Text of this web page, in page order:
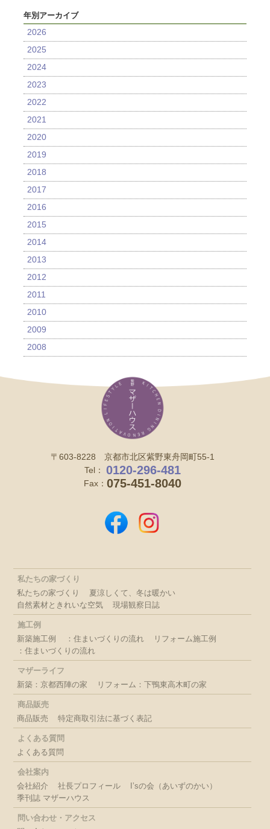
年別アーカイブ
2026
2025
2024
2023
2022
2021
2020
2019
2018
2017
2016
2015
2014
2013
2012
2011
2010
2009
2008
〒603-8228 京都市北区紫野東舟岡町55-1
Tel：
0120-296-481
Fax： 075-451-8040
私たちの家づくり
私たちの家づくり
夏涼しくて、冬は暖かい
自然素材ときれいな空気
現場観察日誌
施工例
新築施工例
：住まいづくりの流れ
リフォーム施工例
：住まいづくりの流れ
マザーライフ
新築：京都西陣の家
リフォーム：下鴨東高木町の家
商品販売
商品販売
特定商取引法に基づく表記
よくある質問
よくある質問
会社案内
会社紹介
社長プロフィール
I’sの会（あいずのかい）
季刊誌 マザーハウス
問い合わせ・アクセス